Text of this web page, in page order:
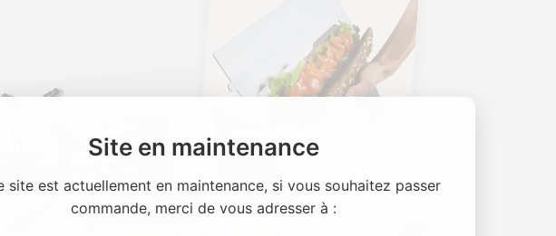
Site en maintenance
site est actuellement en maintenance, si vous souhaitez passer
commande, merci de vous adresser à :